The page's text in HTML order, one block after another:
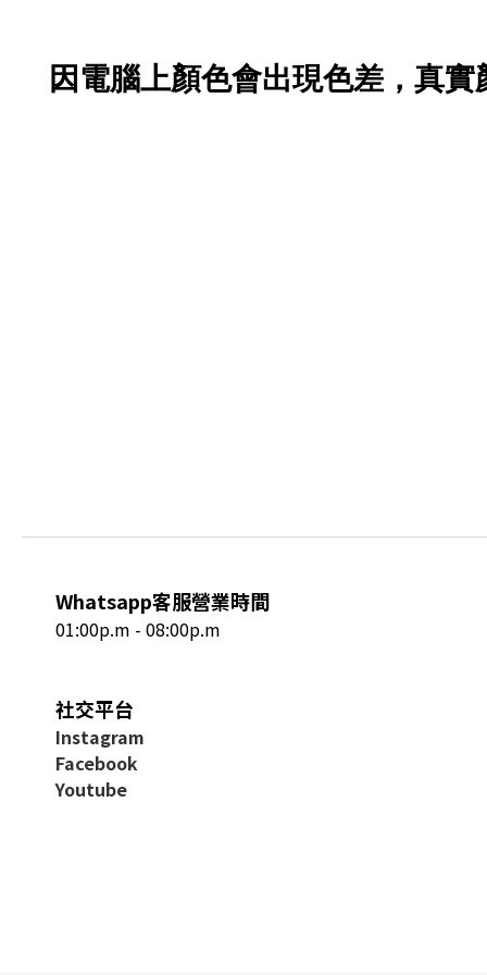
因電腦上顏色會出現色差，真
Whatsapp客服營業時間
01:00p.m - 08:00p.m
社交平台
Instagram
Facebook
Youtube